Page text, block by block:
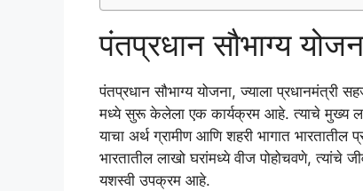
पंतप्रधान सौभाग्य
पंतप्रधान सौभाग्य योजना, ज्याला
मध्ये सुरू केलेला एक कार्यक्रम आहे. त्याचे मुख्य
याचा अर्थ ग्रामीण आणि शहरी भागात
भारतातील लाखो घरांमध्ये वीज पोहोचवणे, त्यांचे
यशस्वी उपक्रम आहे.